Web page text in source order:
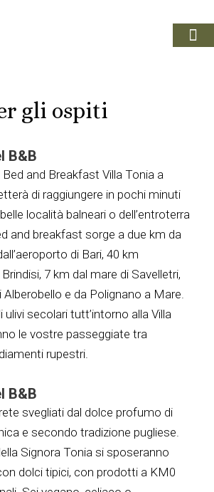
gli ospiti
B&B
and Breakfast Villa Tonia a
di raggiungere in pochi minuti
località balneari o dell’entroterra
and breakfast sorge a due km da
di Bari, 40 km
7 km dal mare di Savelletri,
Alberobello e da Polignano a Mare.
ulivi secolari tutt’intorno alla Villa
le vostre passeggiate tra
rupestri.
B&B
svegliati dal dolce profumo di
e secondo tradizione pugliese.
Signora Tonia si sposeranno
dolci tipici, con prodotti a KM0